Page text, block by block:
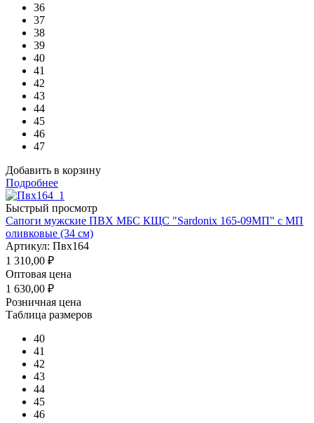
36
37
38
39
40
41
42
43
44
45
46
47
Добавить в корзину
Подробнее
Быстрый просмотр
Сапоги мужские ПВХ МБС КЩС "Sardonix 165-09МП" с МП
оливковые (34 см)
Артикул: Пвх164
1 310,00 ₽
Оптовая цена
1 630,00 ₽
Розничная цена
Таблица размеров
40
41
42
43
44
45
46